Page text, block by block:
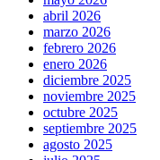
abril 2026
marzo 2026
febrero 2026
enero 2026
diciembre 2025
noviembre 2025
octubre 2025
septiembre 2025
agosto 2025